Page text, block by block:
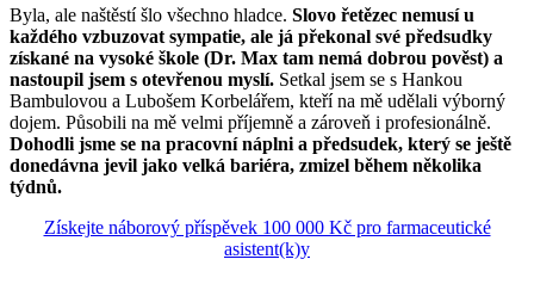
Byla, ale naštěstí šlo všechno hladce. Slovo řetězec nemusí u
každého vzbuzovat sympatie, ale já překonal své předsudky
získané na vysoké škole (Dr. Max tam nemá dobrou pověst) a
nastoupil jsem s otevřenou myslí. Setkal jsem se s Hankou
Bambulovou a Lubošem Korbelářem, kteří na mě udělali výborný
dojem. Působili na mě velmi příjemně a zároveň i profesionálně.
Dohodli jsme se na pracovní náplni a předsudek, který se ještě
donedávna jevil jako velká bariéra, zmizel během několika
týdnů.
Získejte náborový příspěvek 100 000 Kč pro farmaceutické
asistent(k)y